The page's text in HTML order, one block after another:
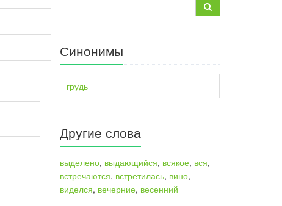
Синонимы
грудь
Другие слова
выделено, выдающийся, всякое, вся,
встречаются, встретилась, вино,
виделся, вечерние, весенний